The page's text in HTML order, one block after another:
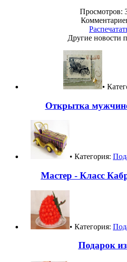
Просмотров:
Другие новости
•
Открытка
• Категория:
Мастер - Класс
• Категория:
Подарок